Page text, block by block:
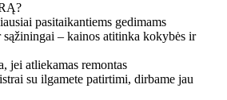
pasitaikantiems gedimams
– kainos atitinka kokybės ir
jei atliekamas remontas
su ilgamete patirtimi, dirbame jau